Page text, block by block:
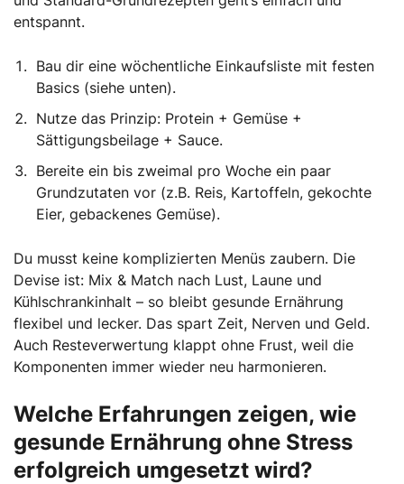
entspannt.
Bau dir eine wöchentliche Einkaufsliste mit festen
Basics (siehe unten).
Nutze das Prinzip: Protein + Gemüse +
Sättigungsbeilage + Sauce.
Bereite ein bis zweimal pro Woche ein paar
Grundzutaten vor (z.B. Reis, Kartoffeln, gekochte
Eier, gebackenes Gemüse).
Du musst keine komplizierten Menüs zaubern. Die
Devise ist: Mix & Match nach Lust, Laune und
Kühlschrankinhalt – so bleibt gesunde Ernährung
flexibel und lecker. Das spart Zeit, Nerven und Geld.
Auch Resteverwertung klappt ohne Frust, weil die
Komponenten immer wieder neu harmonieren.
Welche Erfahrungen zeigen, wie
gesunde Ernährung ohne Stress
erfolgreich umgesetzt wird?